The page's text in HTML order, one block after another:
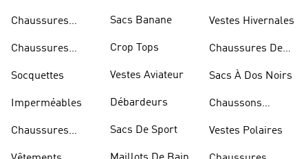
Chaussures
Chaussures
Socquettes
Imperméables
Chaussures
Sacs Banane
Crop Tops
Vestes Aviateur
Débardeurs
Sacs De Sport
Vestes Hivernales
Chaussures De
Sacs À Dos Noirs
Chaussons
Vestes Polaires